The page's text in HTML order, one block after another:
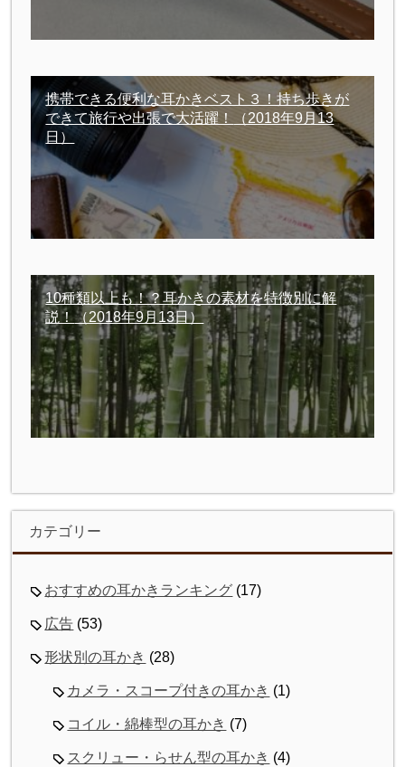
携帯できる便利な耳かきベスト３！持ち歩きが
できて旅行や出張で大活躍！
（2018年9月13
日）
10種類以上も！？耳かきの素材を特徴別に解
説！（2018年9月13日）
カテゴリー
おすすめの耳かきランキング (17)
広告 (53)
形状別の耳かき (28)
カメラ・スコープ付きの耳かき (1)
コイル・綿棒型の耳かき (7)
スクリュー・らせん型の耳かき (4)